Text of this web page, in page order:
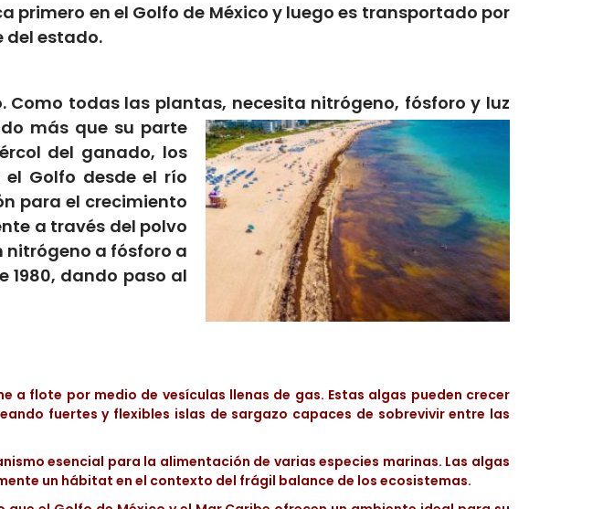
primero en el Golfo de México y luego es transportado por
del estado.
Como todas las plantas, necesita nitrógeno, fósforo y luz
más que su parte
del ganado, los
Golfo desde el río
para el crecimiento
a través del polvo
nitrógeno a fósforo a
1980, dando paso al
a flote por medio de vesículas llenas de gas. Estas algas pueden crecer
fuertes y flexibles islas de sargazo capaces de sobrevivir entre las
esencial para la alimentación de varias especies marinas. Las algas
un hábitat en el contexto del frágil balance de los ecosistemas.